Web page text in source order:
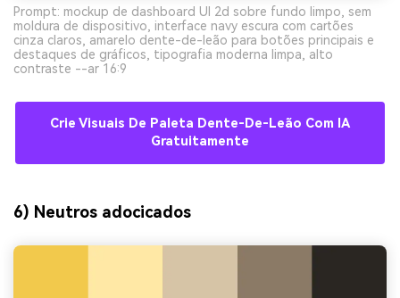
Prompt: mockup de dashboard UI 2d sobre fundo limpo, sem
moldura de dispositivo, interface navy escura com cartões
cinza claros, amarelo dente-de-leão para botões principais e
destaques de gráficos, tipografia moderna limpa, alto
contraste --ar 16:9
Crie Visuais De Paleta Dente-De-Leão Com IA
Gratuitamente
6) Neutros adocicados